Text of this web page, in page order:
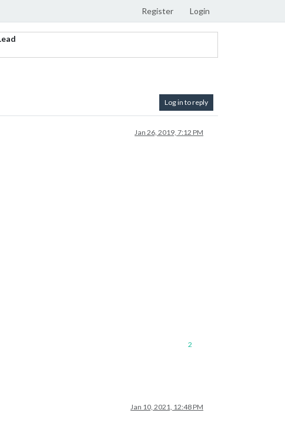
Register Login
Log in to reply
Jan 26, 2019, 7:12 PM
2
Jan 10, 2021, 12:48 PM